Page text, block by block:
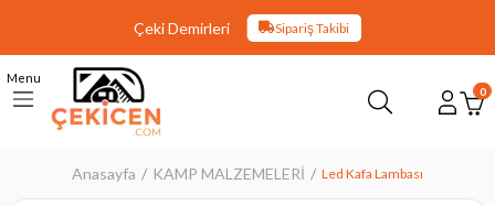
Çeki Demirleri Sipariş Takibi
Menu
0
Anasayfa KAMP MALZEMELERİ Led Kafa Lambası